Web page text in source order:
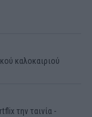
καλοκαιριού
την ταινία -